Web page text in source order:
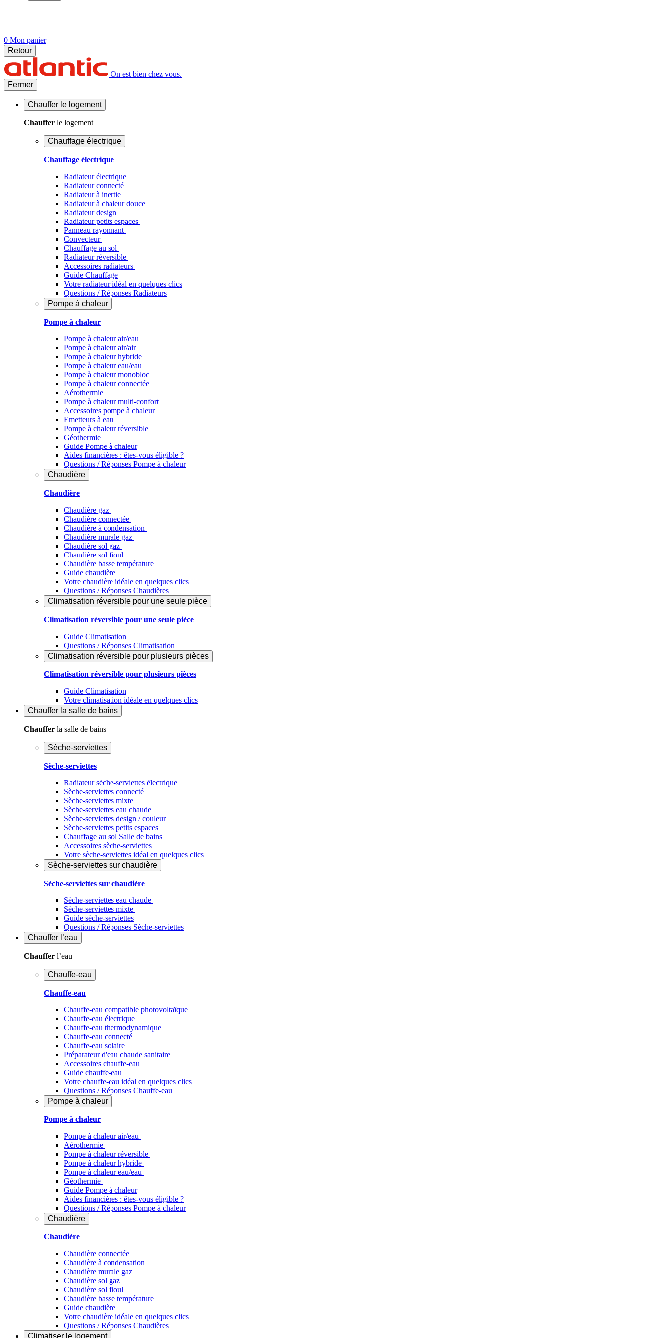
0 Mon panier
Retour
On est bien chez vous.
Fermer
Chauffer le logement
Chauffer le logement
Chauffage électrique
Chauffage électrique
Radiateur électrique
Radiateur connecté
Radiateur à inertie
Radiateur à chaleur douce
Radiateur design
Radiateur petits espaces
Panneau rayonnant
Convecteur
Chauffage au sol
Radiateur réversible
Accessoires radiateurs
Guide Chauffage
Votre radiateur idéal en quelques clics
Questions / Réponses Radiateurs
Pompe à chaleur
Pompe à chaleur
Pompe à chaleur air/eau
Pompe à chaleur air/air
Pompe à chaleur hybride
Pompe à chaleur​ eau/eau
Pompe à chaleur monobloc
Pompe à chaleur connectée
Aérothermie
Pompe à chaleur multi-confort
Accessoires pompe à chaleur
Emetteurs à eau
Pompe à chaleur réversible
Géothermie
Guide Pompe à chaleur
Aides financières : êtes-vous éligible ?
Questions / Réponses Pompe à chaleur
Chaudière
Chaudière
Chaudière gaz
Chaudière connectée
Chaudière à condensation
Chaudière murale gaz
Chaudière sol gaz
Chaudière sol fioul
Chaudière basse température
Guide chaudière
Votre chaudière idéale en quelques clics
Questions / Réponses Chaudières
Climatisation réversible pour une seule pièce
Climatisation réversible pour une seule pièce
Guide Climatisation
Questions / Réponses Climatisation
Climatisation réversible pour plusieurs pièces
Climatisation réversible pour plusieurs pièces
Guide Climatisation
Votre climatisation idéale en quelques clics
Chauffer la salle de bains
Chauffer la salle de bains
Sèche-serviettes
Sèche-serviettes
Radiateur sèche-serviettes électrique
Sèche-serviettes connecté
Sèche-serviettes mixte
Sèche-serviettes eau chaude
Sèche-serviettes design / couleur
Sèche-serviettes petits espaces
Chauffage au sol Salle de bains
Accessoires sèche-serviettes
Votre sèche-serviettes idéal en quelques clics
Sèche-serviettes sur chaudière
Sèche-serviettes sur chaudière
Sèche-serviettes eau chaude
Sèche-serviettes mixte
Guide sèche-serviettes
Questions / Réponses Sèche-serviettes
Chauffer l’eau
Chauffer l’eau
Chauffe-eau
Chauffe-eau
Chauffe-eau compatible photovoltaïque
Chauffe-eau électrique
Chauffe-eau thermodynamique
Chauffe-eau connecté
Chauffe-eau solaire
Préparateur d'eau chaude sanitaire
Accessoires chauffe-eau
Guide chauffe-eau
Votre chauffe-eau idéal en quelques clics
Questions / Réponses Chauffe-eau
Pompe à chaleur
Pompe à chaleur
Pompe à chaleur air/eau
Aérothermie
Pompe à chaleur réversible
Pompe à chaleur hybride
Pompe à chaleur​ eau/eau
Géothermie
Guide Pompe à chaleur
Aides financières : êtes-vous éligible ?
Questions / Réponses Pompe à chaleur
Chaudière
Chaudière
Chaudière connectée
Chaudière à condensation
Chaudière murale gaz
Chaudière sol gaz
Chaudière sol fioul
Chaudière basse température
Guide chaudière
Votre chaudière idéale en quelques clics
Questions / Réponses Chaudières
Climatiser le logement